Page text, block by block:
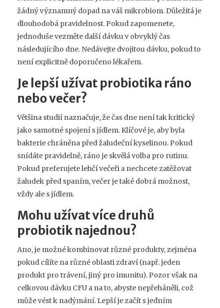
žádný významný dopad na váš mikrobiom. Důležitá je
dlouhodobá pravidelnost. Pokud zapomenete,
jednoduše vezměte další dávku v obvyklý čas
následujícího dne. Nedávejte dvojitou dávku, pokud to
není explicitně doporučeno lékařem.
Je lepší užívat probiotika ráno
nebo večer?
Většina studií naznačuje, že čas dne není tak kritický
jako samotné spojení s jídlem. Klíčové je, aby byla
bakterie chráněna před žaludeční kyselinou. Pokud
snídáte pravidelně, ráno je skvělá volba pro rutinu.
Pokud preferujete lehčí večeři a nechcete zatěžovat
žaludek před spaním, večer je také dobrá možnost,
vždy ale s jídlem.
Mohu užívat více druhů
probiotik najednou?
Ano, je možné kombinovat různé produkty, zejména
pokud cílíte na různé oblasti zdraví (např. jeden
produkt pro trávení, jiný pro imunitu). Pozor však na
celkovou dávku CFU a na to, abyste nepřeháněli, což
může vést k nadýmání. Lepší je začít s jedním